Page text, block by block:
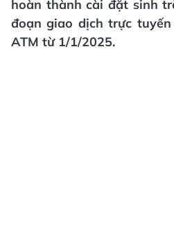
hoàn thành cài đặt sinh
đoạn giao dịch trực
ATM từ 1/1/2025.